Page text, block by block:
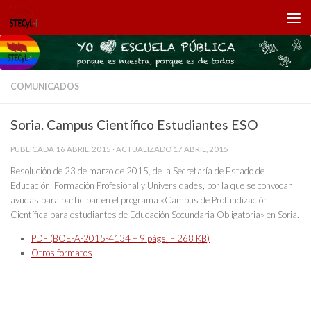
Saltar al contenido
COMUNICADOS
Soria. Campus Científico Estudiantes ESO
PUBLICADA 16 ABRIL, 2015 · ACTUALIZADO 17 ABRIL, 2015
Resolución de 23 de marzo de 2015, de la Secretaría de Estado de
Educación, Formación Profesional y Universidades, por la que se convocan
ayudas para participar en el programa «Campus de Profundización
Científica para estudiantes de Educación Secundaria Obligatoria» en Soria.
PDF (BOE-A-2015-4134 – 9 págs. – 268 KB)
Otros formatos